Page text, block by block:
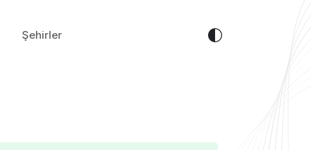
Şehirler